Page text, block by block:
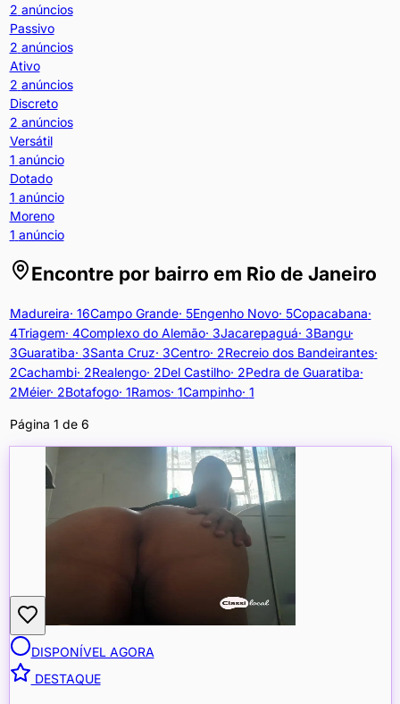
2 anúncios
Passivo
2 anúncios
Ativo
2 anúncios
Discreto
2 anúncios
Versátil
1 anúncio
Dotado
1 anúncio
Moreno
1 anúncio
Encontre por bairro em Rio de Janeiro
Madureira· 16Campo Grande· 5Engenho Novo· 5Copacabana·
4Triagem· 4Complexo do Alemão· 3Jacarepaguá· 3Bangu·
3Guaratiba· 3Santa Cruz· 3Centro· 2Recreio dos Bandeirantes·
2Cachambi· 2Realengo· 2Del Castilho· 2Pedra de Guaratiba·
2Méier· 2Botafogo· 1Ramos· 1Campinho· 1
Página 1 de 6
DISPONÍVEL AGORA
DESTAQUE